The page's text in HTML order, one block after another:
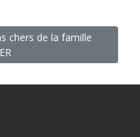
chers de la famille